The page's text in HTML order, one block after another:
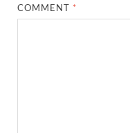
COMMENT *